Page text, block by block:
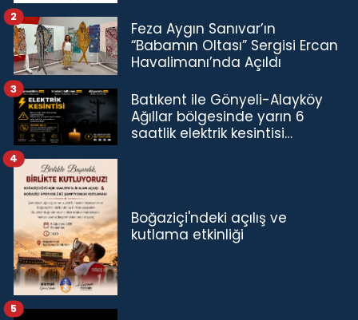
Feza Aygın Sanıvar’ın
“Babamın Oltası” Sergisi Ercan
Havalimanı’nda Açıldı
2
Batıkent ile Gönyeli-Alayköy
Ağıllar bölgesinde yarın 6
saatlik elektrik kesintisi…
3
Boğaziçi'ndeki açılış ve
kutlama etkinliği
4
5